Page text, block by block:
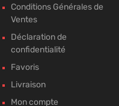
Conditions Générales de
Ventes
Déclaration de
confidentialité
Favoris
Livraison
Mon compte